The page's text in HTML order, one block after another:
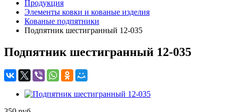
Продукция
Элементы ковки и кованые изделия
Кованые подпятники
Подпятник шестигранный 12-035
Подпятник шестигранный 12-035